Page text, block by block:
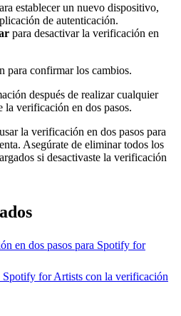
establecer un nuevo dispositivo,
de autenticación.
para desactivar la verificación en
para confirmar los cambios.
después de realizar cualquier
verificación en dos pasos.
la verificación en dos pasos para
Asegúrate de eliminar todos los
si desactivaste la verificación
en dos pasos para Spotify for
Spotify for Artists con la verificación